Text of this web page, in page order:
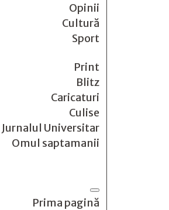
Opinii
Cultură
Sport
Print
Blitz
Caricaturi
Culise
Jurnalul Universitar
Omul saptamanii
Prima pagină